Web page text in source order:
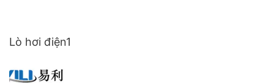
Lò hơi điện1